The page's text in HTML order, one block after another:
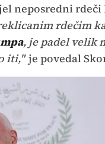
neposredni rdeči
rdečim
, je padel velik
iti,"je povedal